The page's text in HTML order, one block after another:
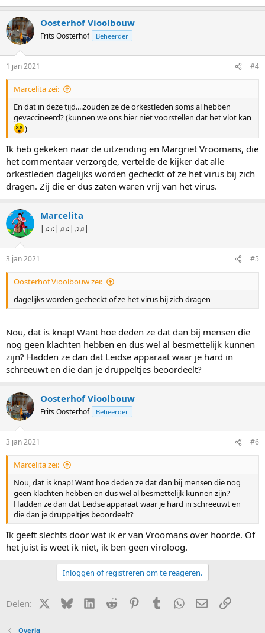
Oosterhof Vioolbouw
Frits Oosterhof Beheerder
1 jan 2021 #4
Marcelita zei:
En dat in deze tijd....zouden ze de orkestleden soms al hebben
gevaccineerd? (kunnen we ons hier niet voorstellen dat het vlot kan
)
Ik heb gekeken naar de uitzending en Margriet Vroomans, die
het commentaar verzorgde, vertelde de kijker dat alle
orkestleden dagelijks worden gecheckt of ze het virus bij zich
dragen. Zij die er dus zaten waren vrij van het virus.
Marcelita
|♫♫|♫♫|♫♫|
3 jan 2021 #5
Oosterhof Vioolbouw zei:
dagelijks worden gecheckt of ze het virus bij zich dragen
Nou, dat is knap! Want hoe deden ze dat dan bij mensen die
nog geen klachten hebben en dus wel al besmettelijk kunnen
zijn? Hadden ze dan dat Leidse apparaat waar je hard in
schreeuwt en die dan je druppeltjes beoordeelt?
Oosterhof Vioolbouw
Frits Oosterhof Beheerder
3 jan 2021 #6
Marcelita zei:
Nou, dat is knap! Want hoe deden ze dat dan bij mensen die nog
geen klachten hebben en dus wel al besmettelijk kunnen zijn?
Hadden ze dan dat Leidse apparaat waar je hard in schreeuwt en
die dan je druppeltjes beoordeelt?
Ik geeft slechts door wat ik er van Vroomans over hoorde. Of
het juist is weet ik niet, ik ben geen viroloog.
Inloggen of registreren om te reageren.
Delen: X (Twitter)
BlueskyLinkedIn
Reddit PinterestTumblr WhatsApp
E-mailLink
Overig